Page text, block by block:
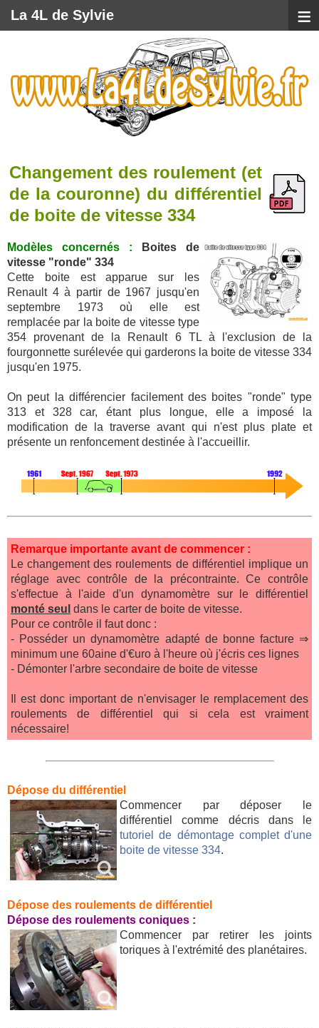
Changement des roulement (et
de la couronne) du différentiel
de boite de vitesse 334
Modèles concernés :
Boites de
vitesse "ronde" 334
Cette boite est apparue sur les
Renault 4 à partir de 1967 jusqu'en
septembre 1973 où elle est
remplacée par la boite de vitesse type
354 provenant de la Renault 6 TL à l'exclusion de la
fourgonnette surélevée qui garderons la boite de vitesse 334
jusqu'en 1975.
On peut la différencier facilement des boites "ronde" type
313 et 328 car, étant plus longue, elle a imposé la
modification de la traverse avant qui n'est plus plate et
présente un renfoncement destinée à l'accueillir.
Remarque importante avant de commencer :
Le changement des roulements de différentiel implique un
réglage avec contrôle de la précontrainte. Ce contrôle
s'effectue à l'aide d'un dynamomètre sur le différentiel
monté seul dans le carter de boite de vitesse.
Pour ce contrôle il faut donc :
- Posséder un dynamomètre adapté de bonne facture ⇒
minimum une 60aine d'€uro à l'heure où j'écris ces lignes
- Démonter l'arbre secondaire de boite de vitesse
Il est donc important de n'envisager le remplacement des
roulements de différentiel qui si cela est vraiment
nécessaire!
Dépose du différentiel
Commencer par déposer le
différentiel comme décris dans le
tutoriel de démontage complet d'une
boite de vitesse 334.
Dépose des roulements de différentiel
Dépose des roulements coniques :
Commencer par retirer les joints
toriques à l'extrémité des planétaires.
La 4L de Sylvie ≡